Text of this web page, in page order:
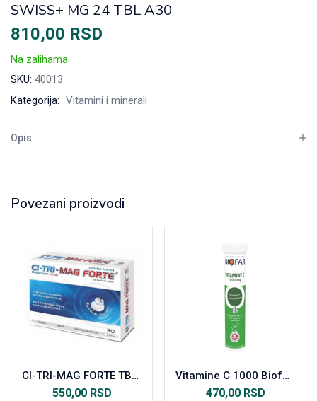
SWISS+ MG 24 TBL A30
810,00 RSD
Na zalihama
SKU: 40013
Kategorija: Vitamini i minerali
Opis
Povezani proizvodi
CI-TRI-MAG FORTE TBL.30X60MG
550,00 RSD
Vitamine C 1000 Biofar, 20 šumećih tableta
470,00 RSD